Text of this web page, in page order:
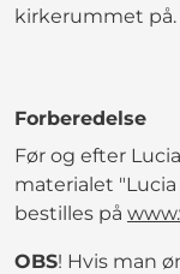
kirkerummet på.
Forberedelse
Før og efter
materialet
bestilles på
OBS! Hvis man